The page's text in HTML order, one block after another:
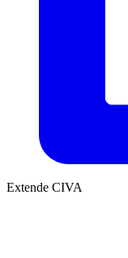
Extende CIVA